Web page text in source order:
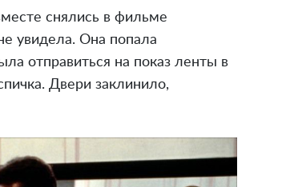
снялись в фильме
увидела. Она попала
отправиться на показ ленты в
Двери заклинило,